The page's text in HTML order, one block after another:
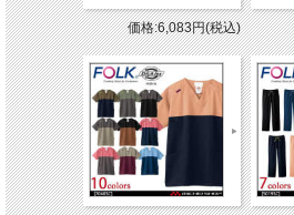
価格:6,083円(税込)